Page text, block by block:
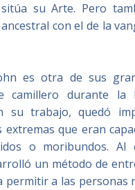
su Arte. Pero
con el de la
es otra de sus
camillero durante la
su trabajo, quedó
extremas que eran
o moribundos. Al
un método de
permitir a las personas